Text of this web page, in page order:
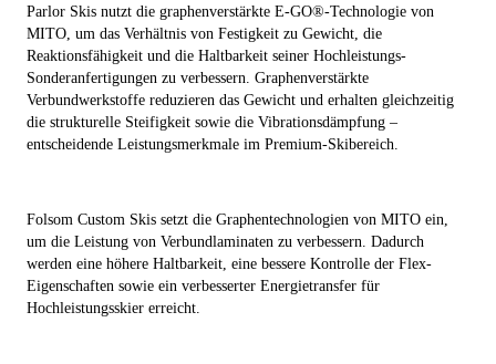
Parlor Skis nutzt die graphenverstärkte E-GO®-Technologie von
MITO, um das Verhältnis von Festigkeit zu Gewicht, die
Reaktionsfähigkeit und die Haltbarkeit seiner Hochleistungs-
Sonderanfertigungen zu verbessern. Graphenverstärkte
Verbundwerkstoffe reduzieren das Gewicht und erhalten gleichzeitig
die strukturelle Steifigkeit sowie die Vibrationsdämpfung –
entscheidende Leistungsmerkmale im Premium-Skibereich.
Folsom Custom Skis setzt die Graphentechnologien von MITO ein,
um die Leistung von Verbundlaminaten zu verbessern. Dadurch
werden eine höhere Haltbarkeit, eine bessere Kontrolle der Flex-
Eigenschaften sowie ein verbesserter Energietransfer für
Hochleistungsskier erreicht.